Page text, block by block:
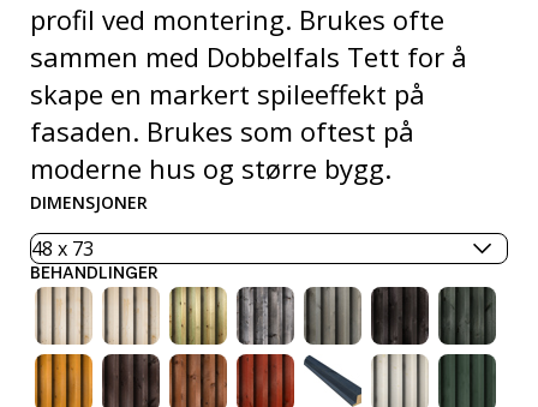
profil ved montering. Brukes ofte
sammen med Dobbelfals Tett for å
skape en markert spileeffekt på
fasaden. Brukes som oftest på
moderne hus og større bygg.
DIMENSJONER
BEHANDLINGER